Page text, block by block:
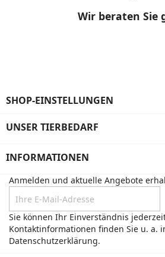
Wir beraten Sie
SHOP-EINSTELLUNGEN
UNSER TIERBEDARF
INFORMATIONEN
Anmelden und aktuelle Angebote
Sie können Ihr Einverständnis
Kontaktinformationen finden Sie u. a.
Datenschutzerklärung.